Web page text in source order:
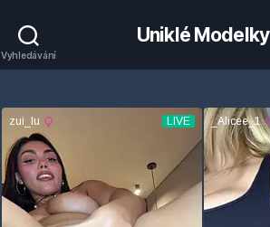
Vyhledávání
Uniklé Modelky